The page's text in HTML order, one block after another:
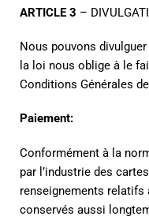
ARTICLE 3 –
Nous pouvons
la loi nous oblige à le
Conditions Générales
Paiement:
Conformément à la
par l’industrie des
renseignements relatifs
conservés aussi